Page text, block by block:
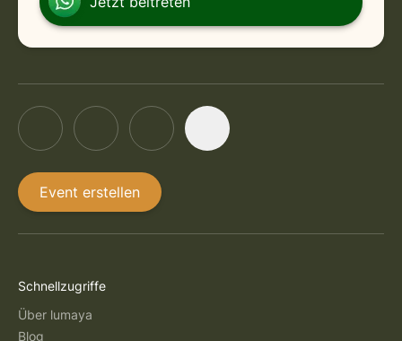
Event erstellen
Schnellzugriffe
Über lumaya
Blog